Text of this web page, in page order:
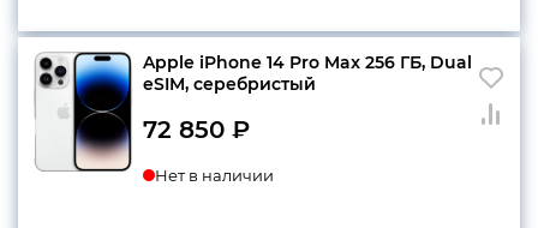
Apple iPhone 14 Pro Max 256 ГБ, Dual
eSIM, серебристый
72 850 ₽
Нет в наличии